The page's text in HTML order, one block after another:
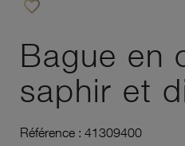
favorite_border
Bague en
saphir et
Référence : 41309400